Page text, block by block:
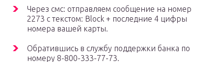
Через смс: отправляем сообщение на номер
2273 с текстом: Block + последние 4 цифры
номера вашей карты.
Обратившись в службу поддержки банка по
номеру 8-800-333-77-73.